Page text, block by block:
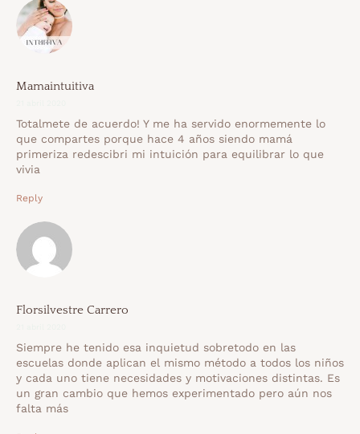
Mamaintuitiva
Totalmete de acuerdo! Y me ha servido enormemente lo
que compartes porque hace 4 años siendo mamá
primeriza redescibri mi intuición para equilibrar lo que
vivia
Reply
Florsilvestre Carrero
Siempre he tenido esa inquietud sobretodo en las
escuelas donde aplican el mismo método a todos los niños
y cada uno tiene necesidades y motivaciones distintas. Es
un gran cambio que hemos experimentado pero aún nos
falta más